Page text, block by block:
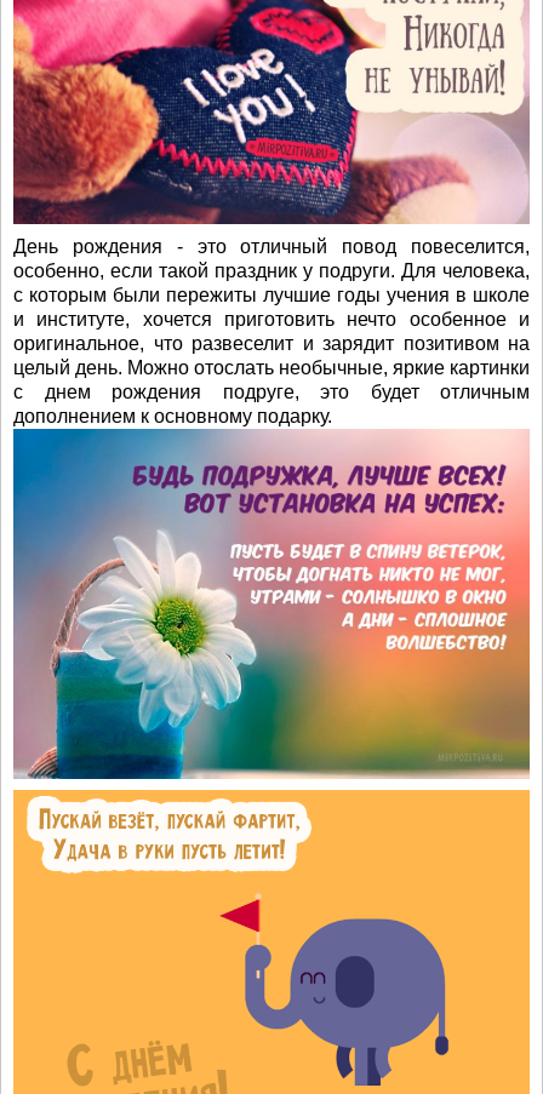
День рождения - это отличный повод повеселится,
особенно, если такой праздник у подруги. Для человека,
с которым были пережиты лучшие годы учения в школе
и институте, хочется приготовить нечто особенное и
оригинальное, что развеселит и зарядит позитивом на
целый день. Можно отослать необычные, яркие картинки
с днем рождения подруге, это будет отличным
дополнением к основному подарку.